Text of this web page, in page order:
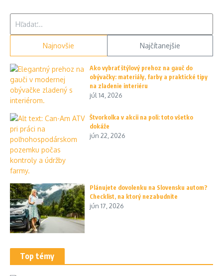
Najnovšie Najčítanejšie
Ako vybrať štýlový prehoz na gauč do
obývačky: materiály, farby a praktické tipy
na zladenie interiéru
júl 14, 2026
Štvorkolka v akcii na poli: toto všetko
dokáže
jún 22, 2026
Plánujete dovolenku na Slovensku autom?
Checklist, na ktorý nezabudnite
jún 17, 2026
Top témy